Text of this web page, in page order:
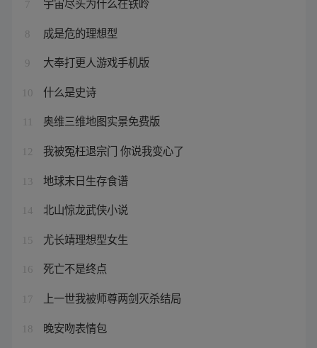
7
8 成是危的理想型
9 大奉打更人游戏手机版
10 什么是史诗
奥维三维地图实景免费版
12 我被冤枉退宗门 你说我变心了
13 地球末日生存食谱
14 北山惊龙武侠小说
15 尤长靖理想型女生
16 死亡不是终点
17 上一世我被师尊两剑灭杀结局
18 晚安吻表情包